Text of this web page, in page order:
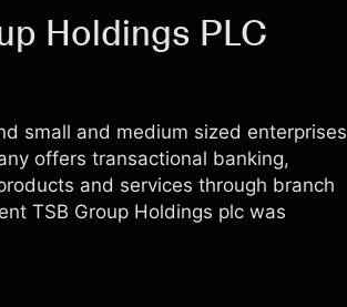
Holdings PLC
small and medium sized enterprises
offers transactional banking,
and services through branch
TSB Group Holdings plc was